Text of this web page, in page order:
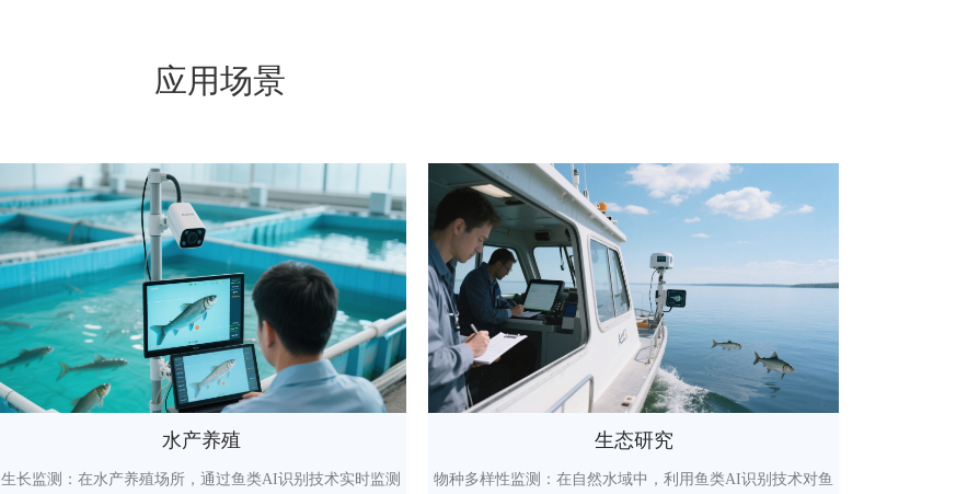
应用场景
水产养殖
生长监测：在水产养殖场所，通过鱼类AI识别技术实时监测
生态研究
物种多样性监测：在自然水域中，利用鱼类AI识别技术对鱼